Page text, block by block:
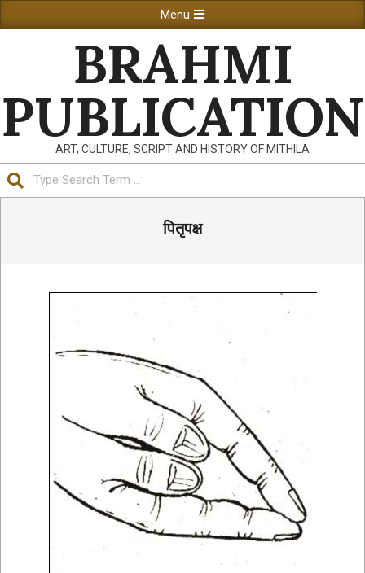
to
Navigation
Menu
BRAHMI
PUBLICATION
ART, CULTURE, SCRIPT AND HISTORY OF MITHILA
पितृपक्ष